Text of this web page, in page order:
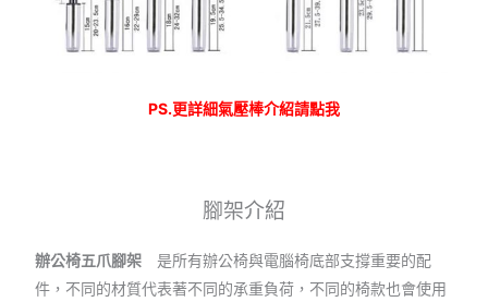
PS.更詳細氣壓棒介紹請點我
腳架介紹
辦公椅五爪腳架是所有辦公椅與電腦椅底部支撐重要的配
件，不同的材質代表著不同的承重負荷，不同的椅款也會使用